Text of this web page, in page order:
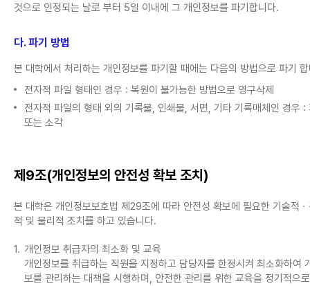
것으로 인정되는 날로 부터 5일 이내에 그 개인정보를 파기합니다.
다. 파기 방법
본 대학에서 처리하는 개인정보를 파기할 때에는 다음의 방법으로 파기
전자적 파일 형태인 경우 : 복원이 불가능한 방법으로 영구삭제
전자적 파일의 형태 외의 기록물, 인쇄물, 서면, 기타 기록매체인 경우 :
또는 소각
제9조(개인정보의 안전성 확보 조치)
본 대학은 개인정보보호법 제29조에 따라 안전성 확보에 필요한 기술적
적 및 물리적 조치를 하고 있습니다.
1. 개인정보 취급자의 최소화 및 교육
개인정보를 취급하는 직원을 지정하고 담당자를 한정시켜 최소화하여
보를 관리하는 대책을 시행하며, 안전한 관리를 위한 교육을 정기적으